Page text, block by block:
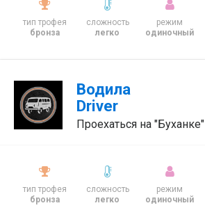
тип трофея
бронза
сложность
легко
режим
одиночный
Водила
Driver
Проехаться на "Буханке"
тип трофея
бронза
сложность
легко
режим
одиночный